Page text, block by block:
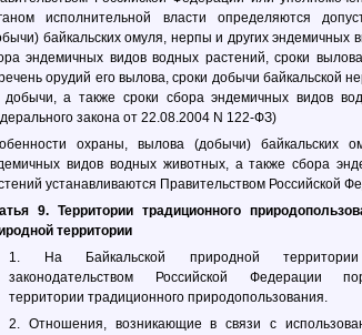
исполнительной власти определяются
байкальских омуля, нерпы и других эндемичных
эндемичных видов водных растений, сроки
орудий его вылова, сроки добычи байкальской
добычи, а также сроки сбора эндемичных видов
закона от 22.08.2004 N 122-ФЗ)
охраны, вылова (добычи) байкальских
видов водных животных, а также сбора
устанавливаются Правительством Российской
9. Территории традиционного
территории
1. На Байкальской природной
законодательством Российской Федерации
территории традиционного природопользования.
2. Отношения, возникающие в связи с